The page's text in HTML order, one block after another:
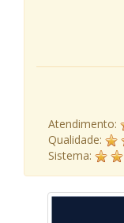
Atendimento:
Qualidade:
Sistema: